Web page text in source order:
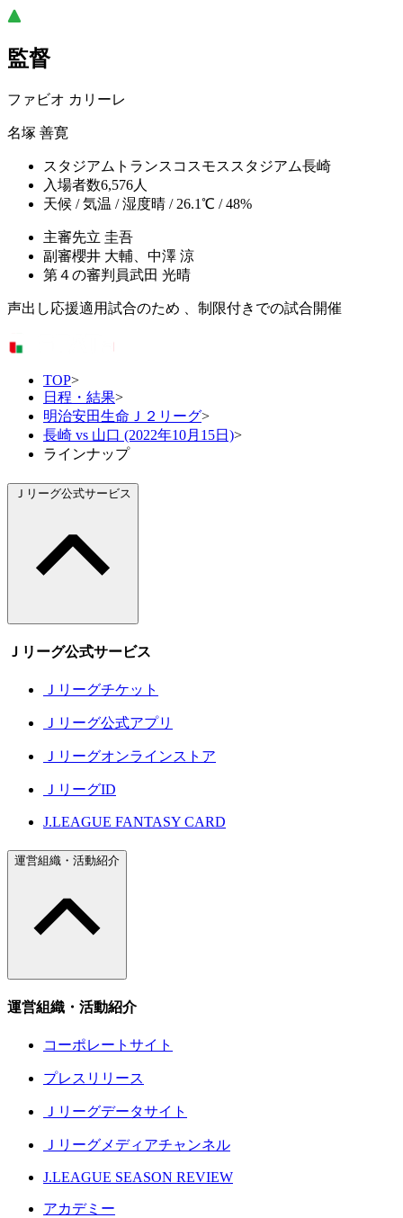
監督
ファビオ カリーレ
名塚 善寛
スタジアム トランスコスモススタジアム長崎
入場者数6,576人
天候 / 気温 / 湿度晴 / 26.1℃ / 48%
主審先立 圭吾
副審櫻井 大輔、中澤 涼
第４の審判員武田 光晴
声出し応援適用試合のため 、制限付きでの試合開催
TOP>
日程・結果>
明治安田生命Ｊ２リーグ>
長崎 vs 山口 (2022年10月15日)>
ラインナップ
Ｊリーグ公式サービス
Ｊリーグ公式サービス
Ｊリーグチケット
Ｊリーグ公式アプリ
Ｊリーグオンラインストア
ＪリーグID
J.LEAGUE FANTASY CARD
運営組織・活動紹介
運営組織・活動紹介
コーポレートサイト
プレスリリース
Ｊリーグデータサイト
Ｊリーグメディアチャンネル
J.LEAGUE SEASON REVIEW
アカデミー